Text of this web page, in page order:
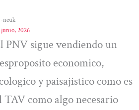
neuk
junio, 2026
PNV sigue vendiendo un
economico,
y paisajistico como es
TAV como algo necesario